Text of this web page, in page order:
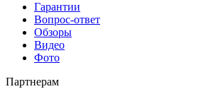
Гарантии
Вопрос-ответ
Обзоры
Видео
Фото
Партнерам